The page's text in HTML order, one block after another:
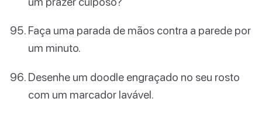
Faça uma parada de mãos contra a parede por
um minuto.
Desenhe um doodle engraçado no seu rosto
com um marcador lavável.